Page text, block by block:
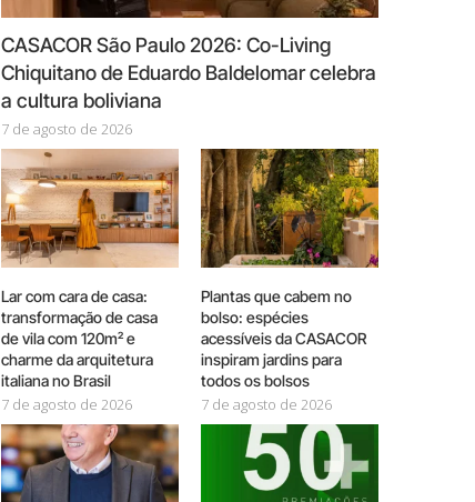
CASACOR São Paulo 2026: Co-Living
Chiquitano de Eduardo Baldelomar celebra
a cultura boliviana
7 de agosto de 2026
Lar com cara de casa:
transformação de casa
de vila com 120m² e
charme da arquitetura
italiana no Brasil
7 de agosto de 2026
Plantas que cabem no
bolso: espécies
acessíveis da CASACOR
inspiram jardins para
todos os bolsos
7 de agosto de 2026